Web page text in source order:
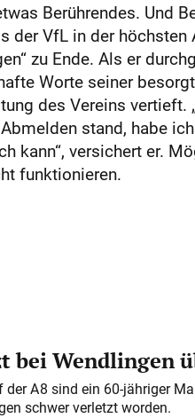
Berührendes. Und
der VfL in der
zu Ende. Als er
Worte seiner
des Vereins vertieft.
stand, habe
kann“, versichert er.
funktionieren.
bei Wendlingen
A 8 sind ein 60-jähriger
schwer verletzt worden.